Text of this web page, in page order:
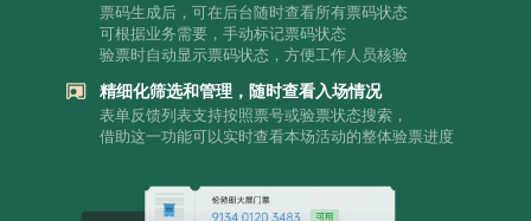
票码生成后，可在后台随时查看所有票码状态
可根据业务需要，手动标记票码状态
验票时自动显示票码状态，方便工作人员核验
精细化筛选和管理，随时查看入场情况
表单反馈列表支持按照票号或验票状态搜索，
借助这一功能可以实时查看本场活动的整体验票进度